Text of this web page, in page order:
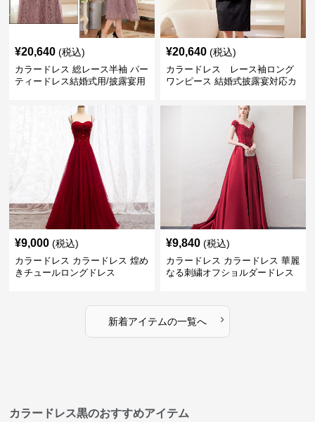
¥20,640 (税込)
カラードレス 総レース半袖 パー
ティードレス結婚式用/披露宴用
¥20,640 (税込)
カラードレス レース袖ロング
ワンピース 結婚式披露宴対応カ
¥9,000 (税込)
カラードレス カラードレス 煌め
きチュールロングドレス
¥9,840 (税込)
カラードレス カラードレス 華麗
なる刺繍オフショルダードレス
新着アイテムの一覧へ ›
カラードレス黒のおすすめアイテム